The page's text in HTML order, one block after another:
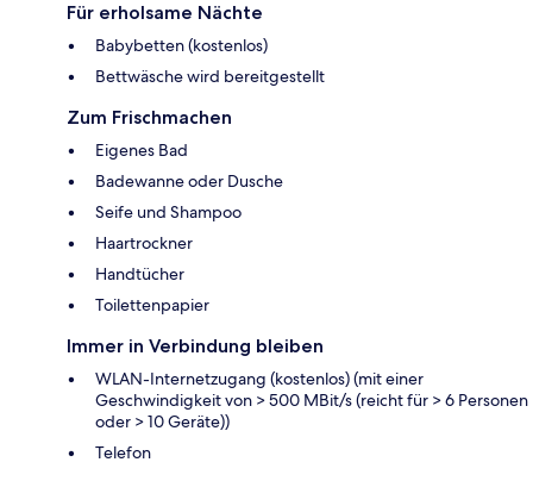
Für erholsame Nächte
Babybetten (kostenlos)
Bettwäsche wird bereitgestellt
Zum Frischmachen
Eigenes Bad
Badewanne oder Dusche
Seife und Shampoo
Haartrockner
Handtücher
Toilettenpapier
Immer in Verbindung bleiben
WLAN-Internetzugang (kostenlos) (mit einer
Geschwindigkeit von > 500 MBit/s (reicht für > 6 Personen
oder > 10 Geräte))
Telefon